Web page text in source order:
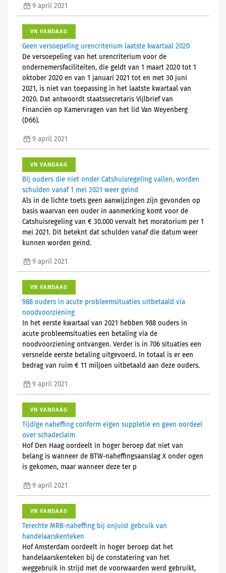
9 april 2021
VN VANDAAG
Geen versoepeling urencriterium laatste kwartaal 2020
De versoepeling van het urencriterium voor de
ondernemersfaciliteiten, die geldt van 1 maart 2020 tot 1
oktober 2020 en van 1 januari 2021 tot en met 30 juni
2021, is niet van toepassing in het laatste kwartaal van
2020. Dat antwoordt staatssecretaris Vijlbrief van
Financiën op Kamervragen van het lid Van Weyenberg
(D66).
9 april 2021
VN VANDAAG
Bij ouders die niet onder Catshuisregeling vallen, worden
schulden vanaf 1 mei 2021 weer geïnd
Als in de lichte toets geen aanwijzingen zijn gevonden op
basis waarvan een ouder in aanmerking komt voor de
Catshuisregeling van € 30.000 vervalt het moratorium per 1
mei 2021. Dit beteknt dat schulden vanaf die datum weer
kunnen worden geïnd.
9 april 2021
VN VANDAAG
988 ouders in acute probleemsituaties uitbetaald via
noodvoorziening
In het eerste kwartaal van 2021 hebben 988 ouders in
acute probleemsituaties een betaling via de
noodvoorziening ontvangen. Verder is in 706 situaties een
versnelde eerste betaling uitgevoerd. In totaal is er een
bedrag van ruim € 11 miljoen uitbetaald aan deze ouders.
9 april 2021
VN VANDAAG
Tijdige naheffing conform eigen suppletie en geen oordeel
over schadeclaim
Hof Den Haag oordeelt in hoger beroep dat niet van
belang is wanneer de BTW-naheffingsaanslag X onder ogen
is gekomen, maar wanneer deze ter p
9 april 2021
VN VANDAAG
Terechte MRB-naheffing bij onjuist gebruik van
handelaarskenteken
Hof Amsterdam oordeelt in hoger beroep dat het
handelaarskenteken bij de constatering van het
weggebruik in strijd met de voorwaarden werd gebruikt,